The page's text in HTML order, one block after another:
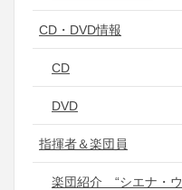
CD・DVD情報
CD
DVD
指揮者＆楽団員
楽団紹介 “シエナ・